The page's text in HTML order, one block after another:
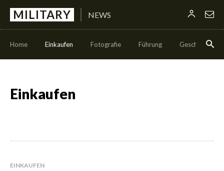
MILITARY NEWS
Home Einkaufen Fotografie Führung Geschäft
Einkaufen
EINKAUFEN